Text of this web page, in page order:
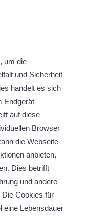
um die
und Sicherheit
handelt es sich
Endgerät
auf diese
Browser
die Webseite
anbieten,
Dies betrifft
und andere
Die Cookies für
eine Lebensdauer